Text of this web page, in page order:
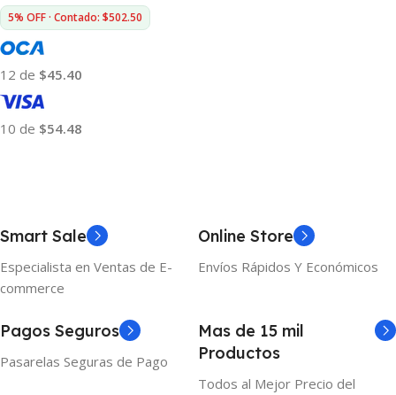
5% OFF · Contado: $502.50
12 de $45.40
10 de $54.48
Smart Sale
Especialista en Ventas de E-
commerce
Online Store
Envíos Rápidos Y Económicos
Pagos Seguros
Pasarelas Seguras de Pago
Mas de 15 mil
Productos
Todos al Mejor Precio del